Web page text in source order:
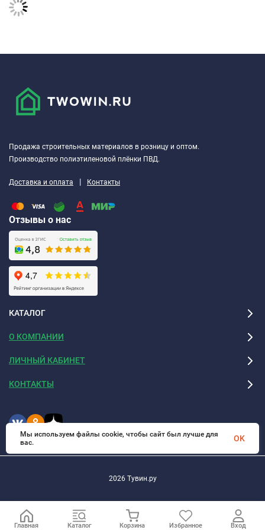
Продажа строительных материалов в розницу и оптом.
Производство полиэтиленовой плёнки ПВД.
Доставка и оплата | Контакты
Отзывы о нас
КАТАЛОГ
О КОМПАНИИ
ЛИЧНЫЙ КАБИНЕТ
КОНТАКТЫ
2026 Тувин.ру
Главная Каталог Корзина Избранное Вход
Мы используем файлы cookie, чтобы сайт был лучше для
вас.
OK